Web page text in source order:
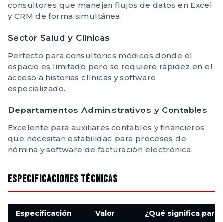
consultores que manejan flujos de datos en Excel
y CRM de forma simultánea.
Sector Salud y Clínicas
Perfecto para consultorios médicos donde el
espacio es limitado pero se requiere rapidez en el
acceso a historias clínicas y software
especializado.
Departamentos Administrativos y Contables
Excelente para auxiliares contables y financieros
que necesitan estabilidad para procesos de
nómina y software de facturación electrónica.
Especificaciones Técnicas
Especificación Valor ¿Qué significa para